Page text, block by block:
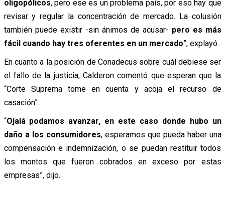
oligopólicos, pero ese es un problema país, por eso hay que
revisar y regular la concentración de mercado. La colusión
también puede existir -sin ánimos de acusar- pero es más
fácil cuando hay tres oferentes en un mercado”, explayó.
En cuanto a la posición de Conadecus sobre cuál debiese ser
el fallo de la justicia, Calderon comentó que esperan que la
“Corte Suprema tome en cuenta y acoja el recurso de
casación”.
“Ojalá podamos avanzar, en este caso donde hubo un
daño a los consumidores, esperamos que pueda haber una
compensación e indemnización, o se puedan restituir todos
los montos que fueron cobrados en exceso por estas
empresas”, dijo.